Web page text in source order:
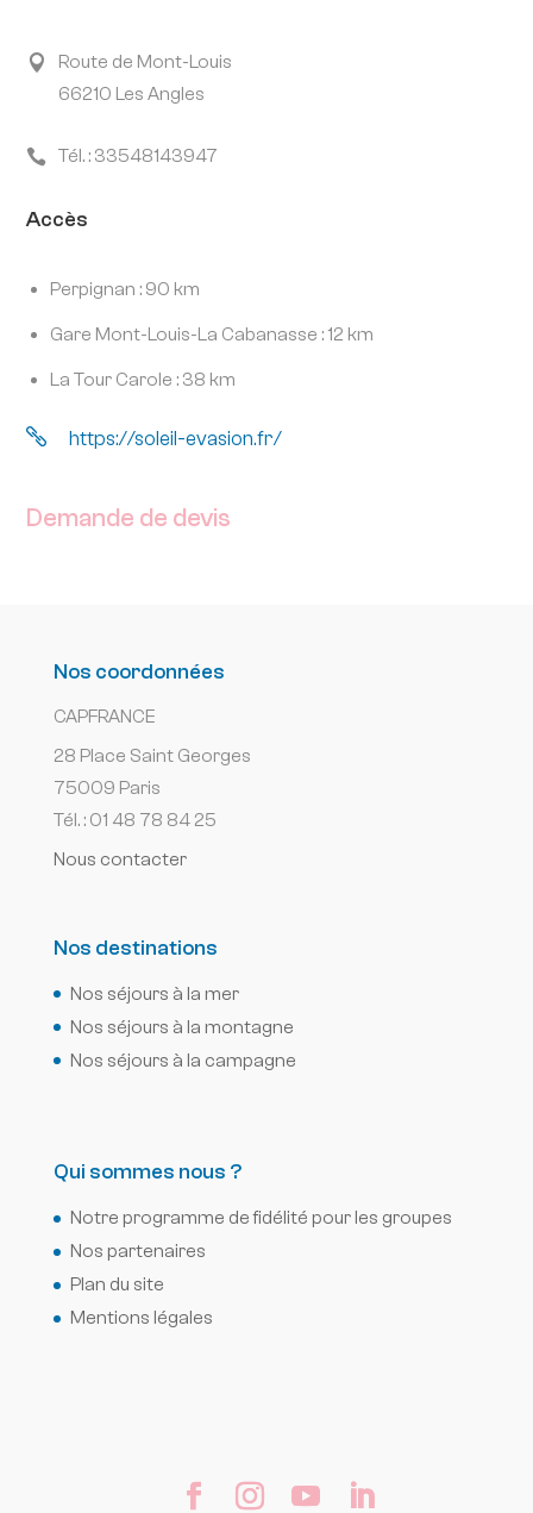

Route de Mont-Louis
66210 Les Angles
 Tél. : 33548143947
Accès
Perpignan : 90 km
Gare Mont-Louis-La Cabanasse : 12 km
La Tour Carole : 38 km
 https://soleil-evasion.fr/
Demande de devis
Nos coordonnées
CAPFRANCE
28 Place Saint Georges
75009 Paris
Tél. : 01 48 78 84 25
Nous contacter
Nos destinations
Nos séjours à la mer
Nos séjours à la montagne
Nos séjours à la campagne
Qui sommes nous ?
Notre programme de fidélité pour les groupes
Nos partenaires
Plan du site
Mentions légales